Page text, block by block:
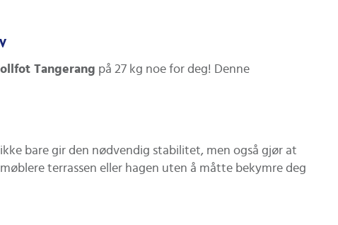
Tangerang på 27 kg noe for deg! Denne
bare gir den nødvendig stabilitet, men også gjør at
terrassen eller hagen uten å måtte bekymre deg